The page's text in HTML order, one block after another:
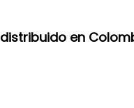
en